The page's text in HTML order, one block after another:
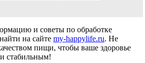
и советы по обработке
на сайте my-happylife.ru. Не
пищи, чтобы ваше здоровье
стабильным!